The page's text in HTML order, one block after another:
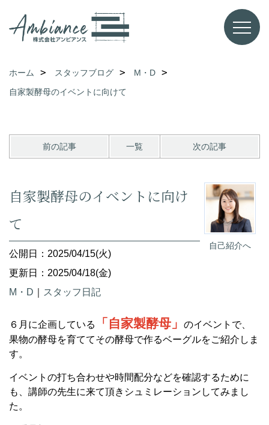
ホーム スタッフブログ
M・D
自家製酵母のイベントに向けて
前の記事 一覧 次の記事
自己紹介へ
自家製酵母のイベントに向け
て
公開日：2025/04/15(火)
更新日：2025/04/18(金)
M・D
スタッフ日記
６月に企画している 「自家製酵母」
のイベントで、
果物の酵母を育ててその酵母で作るベーグルをご紹介しま
す。
イベントの打ち合わせや時間配分などを確認するために
も、講師の先生に来て頂きシュミレーションしてみまし
た。